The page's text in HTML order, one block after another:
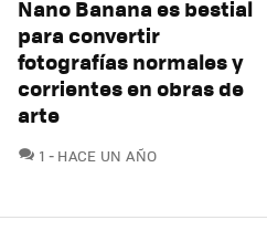
Nano Banana es bestial
para convertir
fotografías normales y
corrientes en obras de
arte
1 COMENTARIOS
HACE UN AÑO